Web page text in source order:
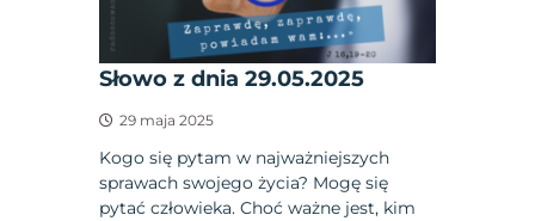
Słowo z dnia 29.05.2025
29 maja 2025
Kogo się pytam w najważniejszych
sprawach swojego życia? Mogę się
pytać człowieka. Choć ważne jest, kim